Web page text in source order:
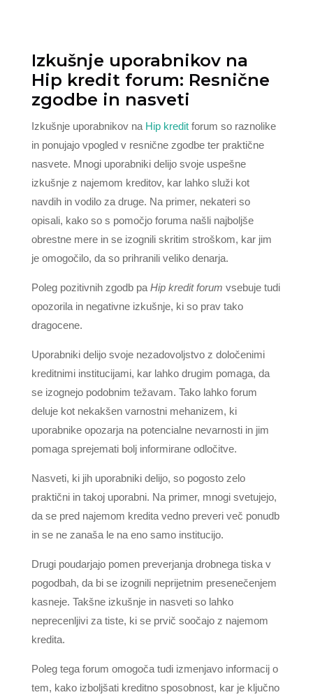
Izkušnje uporabnikov na
Hip kredit forum: Resnične
zgodbe in nasveti
Izkušnje uporabnikov na Hip kreditforum so raznolike
in ponujajo vpogled v resnične zgodbe ter praktične
nasvete. Mnogi uporabniki delijo svoje uspešne
izkušnje z najemom kreditov, kar lahko služi kot
navdih in vodilo za druge. Na primer, nekateri so
opisali, kako so s pomočjo foruma našli najboljše
obrestne mere in se izognili skritim stroškom, kar jim
je omogočilo, da so prihranili veliko denarja.
Poleg pozitivnih zgodb pa Hip kredit forum vsebuje tudi
opozorila in negativne izkušnje, ki so prav tako
dragocene.
Uporabniki delijo svoje nezadovoljstvo z določenimi
kreditnimi institucijami, kar lahko drugim pomaga, da
se izognejo podobnim težavam. Tako lahko forum
deluje kot nekakšen varnostni mehanizem, ki
uporabnike opozarja na potencialne nevarnosti in jim
pomaga sprejemati bolj informirane odločitve.
Nasveti, ki jih uporabniki delijo, so pogosto zelo
praktični in takoj uporabni. Na primer, mnogi svetujejo,
da se pred najemom kredita vedno preveri več ponudb
in se ne zanaša le na eno samo institucijo.
Drugi poudarjajo pomen preverjanja drobnega tiska v
pogodbah, da bi se izognili neprijetnim presenečenjem
kasneje. Takšne izkušnje in nasveti so lahko
neprecenljivi za tiste, ki se prvič soočajo z najemom
kredita.
Poleg tega forum omogoča tudi izmenjavo informacij o
tem, kako izboljšati kreditno sposobnost, kar je ključno